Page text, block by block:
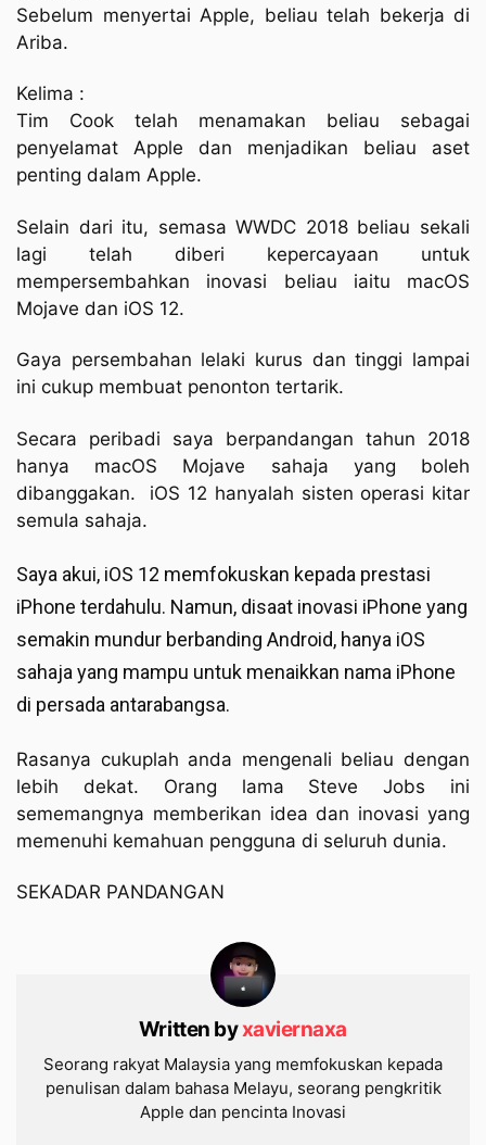
Sebelum menyertai Apple, beliau telah bekerja di
Ariba.
Kelima :
Tim Cook telah menamakan beliau sebagai
penyelamat Apple dan menjadikan beliau aset
penting dalam Apple.
Selain dari itu, semasa WWDC 2018 beliau sekali
lagi telah diberi kepercayaan untuk
mempersembahkan inovasi beliau iaitu macOS
Mojave dan iOS 12.
Gaya persembahan lelaki kurus dan tinggi lampai
ini cukup membuat penonton tertarik.
Secara peribadi saya berpandangan tahun 2018
hanya macOS Mojave sahaja yang boleh
dibanggakan. iOS 12 hanyalah sisten operasi kitar
semula sahaja.
Saya akui, iOS 12 memfokuskan kepada prestasi
iPhone terdahulu. Namun, disaat inovasi iPhone yang
semakin mundur berbanding Android, hanya iOS
sahaja yang mampu untuk menaikkan nama iPhone
di persada antarabangsa.
Rasanya cukuplah anda mengenali beliau dengan
lebih dekat. Orang lama Steve Jobs ini
sememangnya memberikan idea dan inovasi yang
memenuhi kemahuan pengguna di seluruh dunia.
SEKADAR PANDANGAN
Written byxaviernaxa
Seorang rakyat Malaysia yang memfokuskan kepada
penulisan dalam bahasa Melayu, seorang pengkritik
Apple dan pencinta Inovasi